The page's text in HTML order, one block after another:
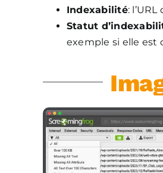
Indexabilité:
Statut
exemple si elle est